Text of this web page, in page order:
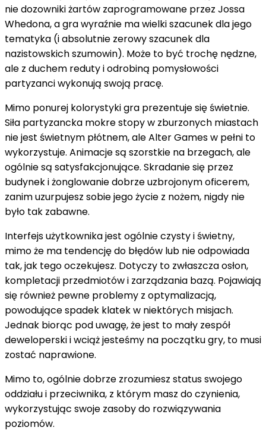
nie dozowniki żartów zaprogramowane przez Jossa
Whedona, a gra wyraźnie ma wielki szacunek dla jego
tematyka (i absolutnie zerowy szacunek dla
nazistowskich szumowin). Może to być trochę nędzne,
ale z duchem reduty i odrobiną pomysłowości
partyzanci wykonują swoją pracę.
Mimo ponurej kolorystyki gra prezentuje się świetnie.
Siła partyzancka mokre stopy w zburzonych miastach
nie jest świetnym płótnem, ale Alter Games w pełni to
wykorzystuje. Animacje są szorstkie na brzegach, ale
ogólnie są satysfakcjonujące. Skradanie się przez
budynek i żonglowanie dobrze uzbrojonym oficerem,
zanim uzurpujesz sobie jego życie z nożem, nigdy nie
było tak zabawne.
Interfejs użytkownika jest ogólnie czysty i świetny,
mimo że ma tendencję do błędów lub nie odpowiada
tak, jak tego oczekujesz. Dotyczy to zwłaszcza osłon,
kompletacji przedmiotów i zarządzania bazą. Pojawiają
się również pewne problemy z optymalizacją,
powodujące spadek klatek w niektórych misjach.
Jednak biorąc pod uwagę, że jest to mały zespół
deweloperski i wciąż jesteśmy na początku gry, to musi
zostać naprawione.
Mimo to, ogólnie dobrze zrozumiesz status swojego
oddziału i przeciwnika, z którym masz do czynienia,
wykorzystując swoje zasoby do rozwiązywania
poziomów.